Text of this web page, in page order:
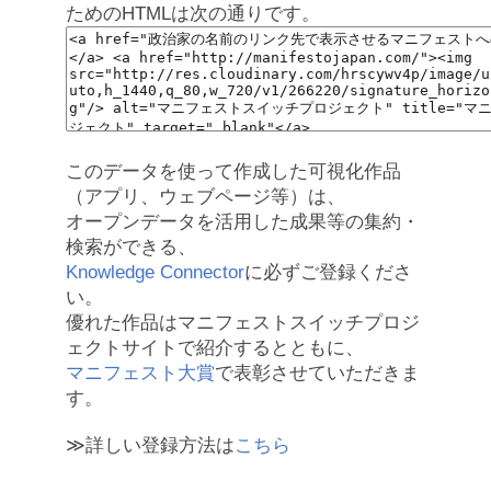
ためのHTMLは次の通りです。
このデータを使って作成した可視化作品
（アプリ、ウェブページ等）は、
オープンデータを活用した成果等の集約・
検索ができる、
Knowledge Connectorに必ずご登録くださ
い。
優れた作品はマニフェストスイッチプロジ
ェクトサイトで紹介するとともに、
マニフェスト大賞で表彰させていただきま
す。
≫詳しい登録方法はこちら